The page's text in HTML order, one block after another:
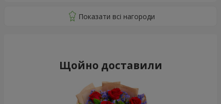
Щойно доставили